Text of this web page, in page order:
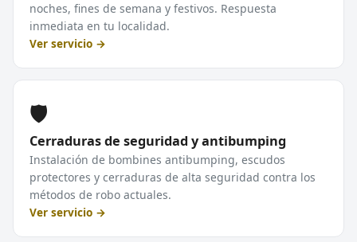
noches, fines de semana y festivos. Respuesta
inmediata en tu localidad.
Ver servicio →
🛡️
Cerraduras de seguridad y antibumping
Instalación de bombines antibumping, escudos
protectores y cerraduras de alta seguridad contra los
métodos de robo actuales.
Ver servicio →